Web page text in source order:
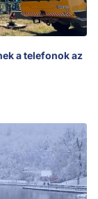
a telefonok az